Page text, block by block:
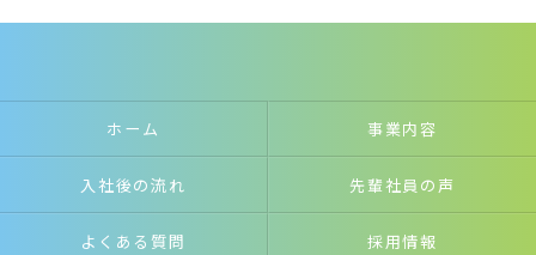
ホーム 事業内容
入社後の流れ 先輩社員の声
よくある質問 採用情報